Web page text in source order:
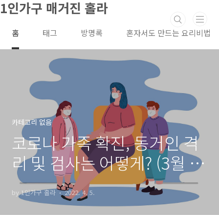
본문 바로가기
1인가구 매거진 홀라
홈 태그 방명록 혼자서도 만드는 요리비법
카테고리 없음
코로나 가족 확진, 동거인 격
리 및 검사는 어떻게? (3월 30
일 기준)
by 1인가구 홀라 2022. 4. 5.